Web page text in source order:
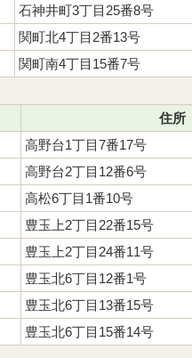
石神井町3丁目25番8号
関町北4丁目2番13号
関町南4丁目15番7号
住所
高野台1丁目7番17号
高野台2丁目12番6号
高松6丁目1番10号
豊玉上2丁目22番15号
豊玉上2丁目24番11号
豊玉北6丁目12番1号
豊玉北6丁目13番15号
豊玉北6丁目15番14号